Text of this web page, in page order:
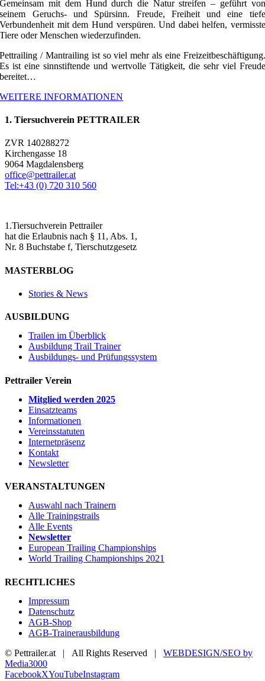
Gemeinsam mit dem Hund durch die Natur streifen – geführt von
seinem Geruchs- und Spürsinn. Freude, Freiheit und eine tiefe
Verbundenheit mit dem Hund verspüren. Und dabei helfen, vermisste
Tiere oder Menschen wiederzufinden.
Pettrailing / Mantrailing ist so viel mehr als eine Freizeitbeschäftigung.
Es ist eine sinnstiftende und wertvolle Tätigkeit, die sehr viel Freude
bereitet…
WEITERE INFORMATIONEN
1. Tiersuchverein PETTRAILER
ZVR 140288272
Kirchengasse 18
9064 Magdalensberg
office@pettrailer.at
Tel:+43 (0) 720 310 560
1.Tiersuchverein Pettrailer
hat die Erlaubnis nach § 11, Abs. 1,
Nr. 8 Buchstabe f, Tierschutzgesetz
MASTERBLOG
Stories & News
AUSBILDUNG
Trailen im Überblick
Ausbildung Trail Trainer
Ausbildungs- und Prüfungssystem
Pettrailer Verein
Mitglied werden 2025
Einsatzteams
Informationen
Vereinsstatuten
Internetpräsenz
Kontakt
Newsletter
VERANSTALTUNGEN
Auswahl nach Trainern
Alle Trainingstrails
Alle Events
Newsletter
European Trailing Championships
World Trailing Championships 2021
RECHTLICHES
Impressum
Datenschutz
AGB-Shop
AGB-Trainerausbildung
© Pettrailer.at | All Rights Reserved | WEBDESIGN/SEO by
Media3000
FacebookXYouTubeInstagram